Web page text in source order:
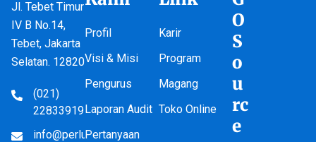
Jl. Tebet Timur
IV B No.14,
Tebet, Jakarta
Selatan. 12820
(021)
22833919
info@perludem.or.id
Profil
Visi & Misi
Pengurus
Laporan Audit
Pertanyaan
Karir
Program
Magang
Toko Online
O
S
o
u
rc
e